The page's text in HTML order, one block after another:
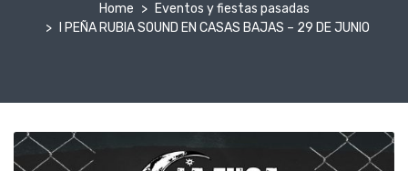
Home
Eventos y fiestas pasadas
I PEÑA RUBIA SOUND EN CASAS BAJAS – 29 DE JUNIO